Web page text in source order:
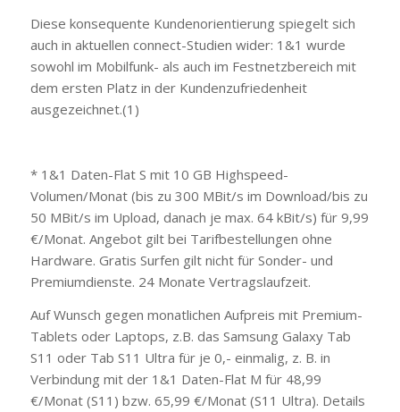
Diese konsequente Kundenorientierung spiegelt sich
auch in aktuellen connect-Studien wider: 1&1 wurde
sowohl im Mobilfunk- als auch im Festnetzbereich mit
dem ersten Platz in der Kundenzufriedenheit
ausgezeichnet.(1)
* 1&1 Daten-Flat S mit 10 GB Highspeed-
Volumen/Monat (bis zu 300 MBit/s im Download/bis zu
50 MBit/s im Upload, danach je max. 64 kBit/s) für 9,99
€/Monat. Angebot gilt bei Tarifbestellungen ohne
Hardware. Gratis Surfen gilt nicht für Sonder- und
Premiumdienste. 24 Monate Vertragslaufzeit.
Auf Wunsch gegen monatlichen Aufpreis mit Premium-
Tablets oder Laptops, z.B. das Samsung Galaxy Tab
S11 oder Tab S11 Ultra für je 0,- einmalig, z. B. in
Verbindung mit der 1&1 Daten-Flat M für 48,99
€/Monat (S11) bzw. 65,99 €/Monat (S11 Ultra). Details